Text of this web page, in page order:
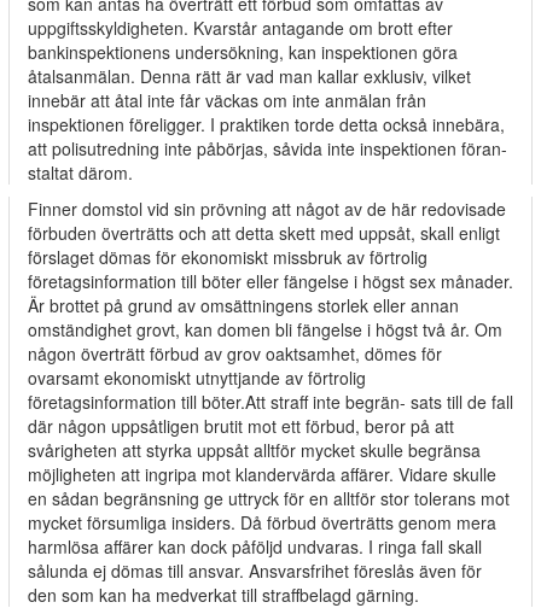
uppgiftsskyldigheten. Kvarstår antagande om brott efter
bankinspektionens undersökning, kan inspektionen göra
åtalsanmälan. Denna rätt är vad man kallar exklusiv, vilket
innebär att åtal inte får väckas om inte anmälan från
inspektionen föreligger. I praktiken torde detta också innebära,
att polisutredning inte påbörjas, såvida inte inspektionen föran-
staltat därom.
Finner domstol vid sin prövning att något av de här redovisade
förbuden överträtts och att detta skett med uppsåt, skall enligt
förslaget dömas för ekonomiskt missbruk av förtrolig
företagsinformation till böter eller fängelse i högst sex månader.
Är brottet på grund av omsättningens storlek eller annan
omständighet grovt, kan domen bli fängelse i högst två år. Om
någon överträtt förbud av grov oaktsamhet, dömes för
ovarsamt ekonomiskt utnyttjande av förtrolig
företagsinformation till böter.Att straff inte begrän- sats till de fall
där någon uppsåtligen brutit mot ett förbud, beror på att
svårigheten att styrka uppsåt alltför mycket skulle begränsa
möjligheten att ingripa mot klandervärda affärer. Vidare skulle
en sådan begränsning ge uttryck för en alltför stor tolerans mot
mycket försumliga insiders. Då förbud överträtts genom mera
harmlösa affärer kan dock påföljd undvaras. I ringa fall skall
sålunda ej dömas till ansvar. Ansvarsfrihet föreslås även för
den som kan ha medverkat till straffbelagd gärning.